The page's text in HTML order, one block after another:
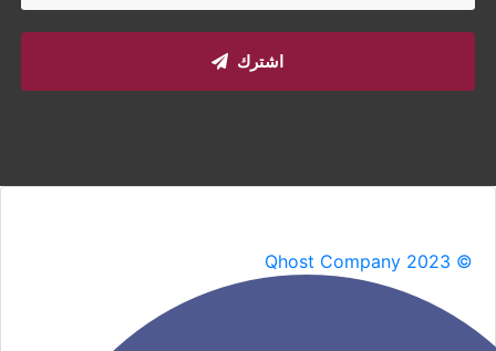
اشترك
Qhost Company 2023 ©